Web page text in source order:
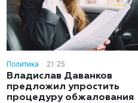
Политика 21:25
Владислав Даванков
предложил упростить
процедуру обжалования